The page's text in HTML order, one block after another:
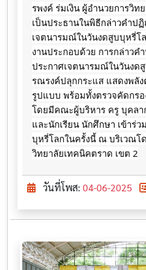
รพงค์ ร่มเงิน ผู้อำนวยการวิท
เป็นประธานในพิธีกล่าวคำ
เจตนารมณ์ในวันงดสูบบุหรี่โ
งานประกอบด้วย การกล่าว
ประกาศเจตนารมณ์ในวันงด
รณรงค์ปลุกกระแส แสดงพลั
รูปแบบ พร้อมทั้งตรวจคัดกร
โดยมีคณะผู้บริหาร ครู บุคลา
และนักเรียน นักศึกษา เข้าร่
บุหรี่โลกในครั้งนี้ ณ บริเวณโ
วิทยาลัยเทคนิคตราด เขต 2
วันที่โพส: 04-06-2025